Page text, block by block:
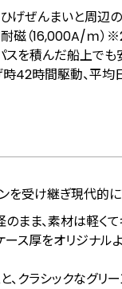
げぜんまいと周辺
磁（16,000A/ｍ）
スを積んだ船上で
42時間駆動、平均
を受け継ぎ現代的
のまま、素材は軽く
ス厚をオリジナル
、クラシックなグリ